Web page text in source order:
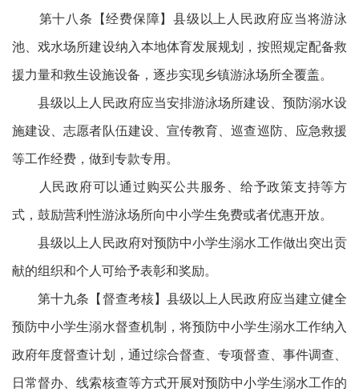
第十八条【经费保障】县级以上人民政府应当将游泳
池、戏水场所建设纳入本地体育发展规划，按照规定配备救
援力量和救生设施设备，逐步实现乡镇游泳场所全覆盖。
县级以上人民政府应当安排游泳场所建设、预防溺水设
施建设、志愿者队伍建设、宣传教育、巡查巡防、应急救援
等工作经费，做到专款专用。
人民政府可以通过购买公共服务、给予政策支持等方
式，鼓励营利性游泳场所向中小学生免费或者优惠开放。
县级以上人民政府对预防中小学生溺水工作做出突出贡
献的组织和个人可给予表彰和奖励。
第十九条【督查考核】县级以上人民政府应当建立健全
预防中小学生溺水督查机制，将预防中小学生溺水工作纳入
政府年度督查计划，通过综合督查、专项督查、事件调查、
日常督办、线索核查等方式开展对预防中小学生溺水工作的